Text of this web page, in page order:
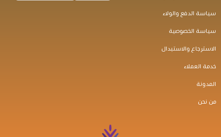
سياسة الدفع والولاء
سياسة الخصوصية
الاسترجاع والاستبدال
خدمة العملاء
المدونة
من نحن